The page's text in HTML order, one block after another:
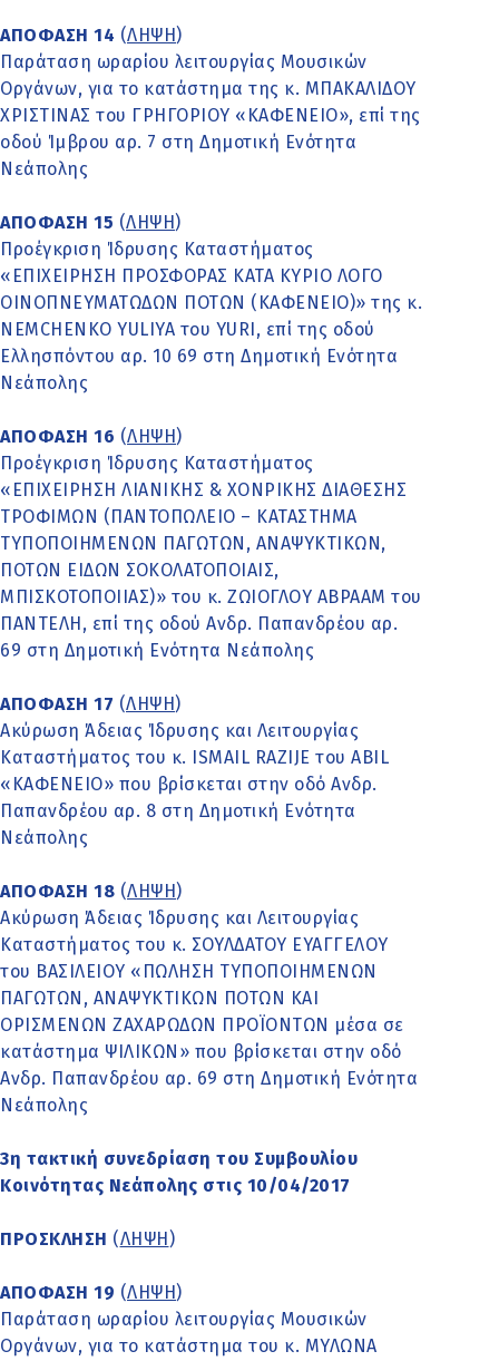
ΑΠΟΦΑΣΗ 14 (ΛΗΨΗ )
Παράταση ωραρίου λειτουργίας Μουσικών
Οργάνων, για το κατάστημα της κ. ΜΠΑΚΑΛΙΔΟΥ
ΧΡΙΣΤΙΝΑΣ του ΓΡΗΓΟΡΙΟΥ «ΚΑΦΕΝΕΙΟ», επί της
οδού Ίμβρου αρ. 7 στη Δημοτική Ενότητα
Νεάπολης
ΑΠΟΦΑΣΗ 15 (ΛΗΨΗ )
Προέγκριση Ίδρυσης Καταστήματος
«ΕΠΙΧΕΙΡΗΣΗ ΠΡΟΣΦΟΡΑΣ ΚΑΤΑ ΚΥΡΙΟ ΛΟΓΟ
ΟΙΝΟΠΝΕΥΜΑΤΩΔΩΝ ΠΟΤΩΝ (ΚΑΦΕΝΕΙΟ)» της κ.
NEMCHENKO YULIYA του YURI, επί της οδού
Ελλησπόντου αρ. 10 69 στη Δημοτική Ενότητα
Νεάπολης
ΑΠΟΦΑΣΗ 16 (ΛΗΨΗ )
Προέγκριση Ίδρυσης Καταστήματος
«ΕΠΙΧΕΙΡΗΣΗ ΛΙΑΝΙΚΗΣ & ΧΟΝΡΙΚΗΣ ΔΙΑΘΕΣΗΣ
ΤΡΟΦΙΜΩΝ (ΠΑΝΤΟΠΩΛΕΙΟ – ΚΑΤΑΣΤΗΜΑ
ΤΥΠΟΠΟΙΗΜΕΝΩΝ ΠΑΓΩΤΩΝ, ΑΝΑΨΥΚΤΙΚΩΝ,
ΠΟΤΩΝ ΕΙΔΩΝ ΣΟΚΟΛΑΤΟΠΟΙΑΙΣ,
ΜΠΙΣΚΟΤΟΠΟΙΙΑΣ)» του κ. ΖΩΙΟΓΛΟΥ ΑΒΡΑΑΜ του
ΠΑΝΤΕΛΗ, επί της οδού Ανδρ. Παπανδρέου αρ.
69 στη Δημοτική Ενότητα Νεάπολης
ΑΠΟΦΑΣΗ 17 (ΛΗΨΗ )
Ακύρωση Άδειας Ίδρυσης και Λειτουργίας
Καταστήματος του κ. ISMAIL RAZIJE του ABIL
«ΚΑΦΕΝΕΙΟ» που βρίσκεται στην οδό Ανδρ.
Παπανδρέου αρ. 8 στη Δημοτική Ενότητα
Νεάπολης
ΑΠΟΦΑΣΗ 18 (ΛΗΨΗ )
Ακύρωση Άδειας Ίδρυσης και Λειτουργίας
Καταστήματος του κ. ΣΟΥΛΔΑΤΟΥ ΕΥΑΓΓΕΛΟΥ
του ΒΑΣΙΛΕΙΟΥ «ΠΩΛΗΣΗ ΤΥΠΟΠΟΙΗΜΕΝΩΝ
ΠΑΓΩΤΩΝ, ΑΝΑΨΥΚΤΙΚΩΝ ΠΟΤΩΝ ΚΑΙ
ΟΡΙΣΜΕΝΩΝ ΖΑΧΑΡΩΔΩΝ ΠΡΟΪΟΝΤΩΝ μέσα σε
κατάστημα ΨΙΛΙΚΩΝ» που βρίσκεται στην οδό
Ανδρ. Παπανδρέου αρ. 69 στη Δημοτική Ενότητα
Νεάπολης
3η τακτική συνεδρίαση του Συμβουλίου
Κοινότητας Νεάπολης στις 10/04/2017
ΠΡΟΣΚΛΗΣΗ (ΛΗΨΗ )
ΑΠΟΦΑΣΗ 19 (ΛΗΨΗ )
Παράταση ωραρίου λειτουργίας Μουσικών
Οργάνων, για το κατάστημα του κ. ΜΥΛΩΝΑ